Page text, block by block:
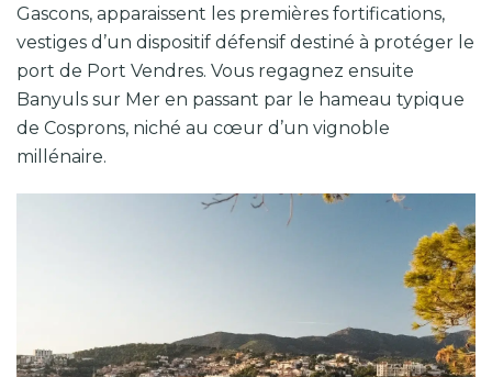
Gascons, apparaissent les premières fortifications,
vestiges d’un dispositif défensif destiné à protéger le
port de Port Vendres. Vous regagnez ensuite
Banyuls sur Mer en passant par le hameau typique
de Cosprons, niché au cœur d’un vignoble
millénaire.